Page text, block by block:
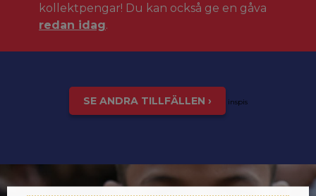
kollektpengar! Du kan också ge en gåva
redan idag.
SE ANDRA TILLFÄLLEN › inspis